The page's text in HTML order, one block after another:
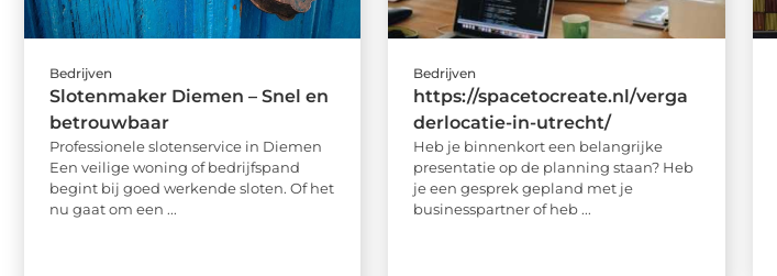
Bedrijven
Slotenmaker Diemen – Snel en
betrouwbaar
Professionele slotenservice in Diemen
Een veilige woning of bedrijfspand
begint bij goed werkende sloten. Of het
nu gaat om een ...
Bedrijven
https://spacetocreate.nl/verga
derlocatie-in-utrecht/
Heb je binnenkort een belangrijke
presentatie op de planning staan? Heb
je een gesprek gepland met je
businesspartner of heb ...